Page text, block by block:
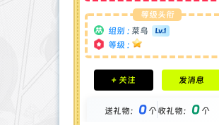
等级头衔
组别 : 菜鸟
等级 :
积分成就
钻石 : 0 颗
金币 : 0 枚
+ 关注 发消息
送礼物： 0个收礼物： 0个